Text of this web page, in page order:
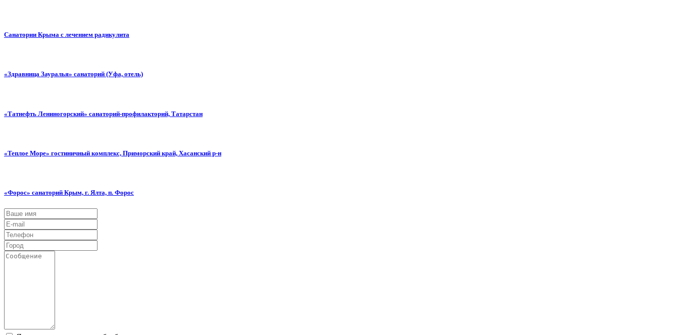
Санатории Крыма с лечением радикулита
«Здравница Зауралья» санаторий (Уфа, отель)
«Татнефть Лениногорский» санаторий-профилакторий, Татарстан
«Теплое Море» гостиничный комплекс, Приморский край, Хасанский р-н
«Форос» санаторий Крым, г. Ялта, п. Форос